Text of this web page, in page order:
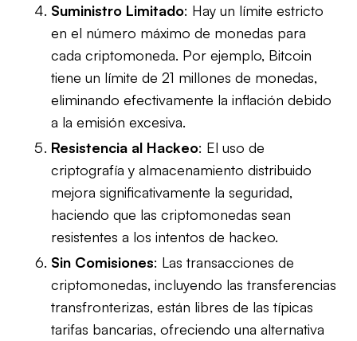
Suministro Limitado: Hay un límite estricto
en el número máximo de monedas para
cada criptomoneda. Por ejemplo, Bitcoin
tiene un límite de 21 millones de monedas,
eliminando efectivamente la inflación debido
a la emisión excesiva.
Resistencia al Hackeo: El uso de
criptografía y almacenamiento distribuido
mejora significativamente la seguridad,
haciendo que las criptomonedas sean
resistentes a los intentos de hackeo.
Sin Comisiones: Las transacciones de
criptomonedas, incluyendo las transferencias
transfronterizas, están libres de las típicas
tarifas bancarias, ofreciendo una alternativa